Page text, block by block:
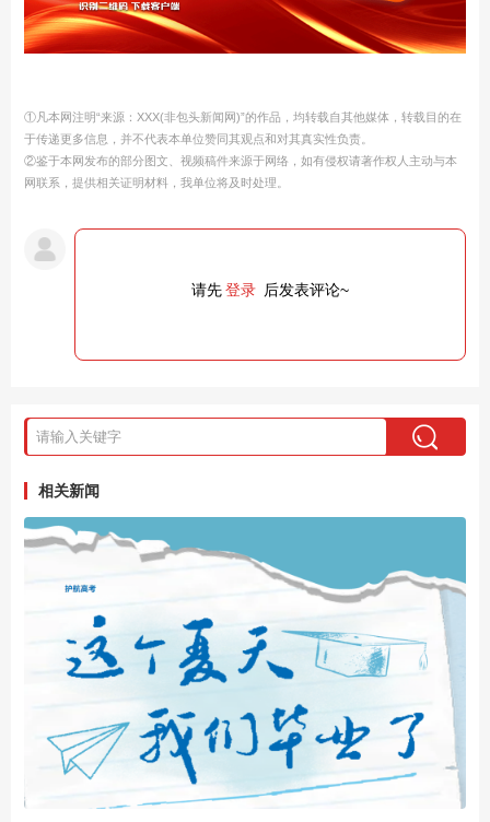
①凡本网注明“来源：XXX(非包头新闻网)”的作品，均转载自其他媒体，转载目的在
于传递更多信息，并不代表本单位赞同其观点和对其真实性负责。
②鉴于本网发布的部分图文、视频稿件来源于网络，如有侵权请著作权人主动与本
网联系，提供相关证明材料，我单位将及时处理。
请先登录 后发表评论~
相关新闻